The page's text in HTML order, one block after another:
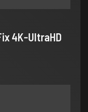
4K-UltraHD